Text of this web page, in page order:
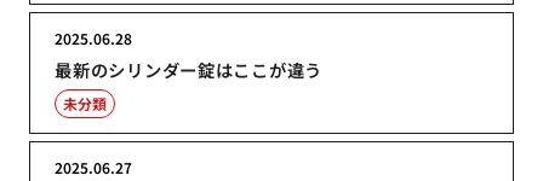
最新のシリンダー錠はここが違う
2025.06.28
未分類
2025.06.27